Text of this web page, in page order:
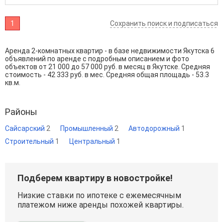
1 Сохранить поиск и подписаться
Аренда 2-комнатных квартир - в базе недвижимости Якутска 6
объявлений по аренде с подробным описанием и фото
объектов от 21 000 до 57 000 руб. в месяц в Якутске. Средняя
стоимость - 42 333 руб. в мес. Средняя общая площадь - 53.3
кв.м.
Районы
Сайсарский 2 Промышленный 2 Автодорожный 1
Строительный 1 Центральный 1
Подберем квартиру в новостройке!
Низкие ставки по ипотеке с ежемесячным
платежом ниже аренды похожей квартиры.